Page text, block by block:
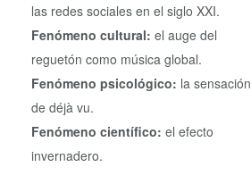
las redes sociales en el siglo XXI.
Fenómeno cultural: el auge del
reguetón como música global.
Fenómeno psicológico: la sensación
de déjà vu.
Fenómeno científico: el efecto
invernadero.